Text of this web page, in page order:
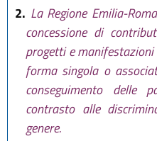
2. La Regione Emilia-
concessione di
progetti e
forma singola o
conseguimento
contrasto alle
genere.